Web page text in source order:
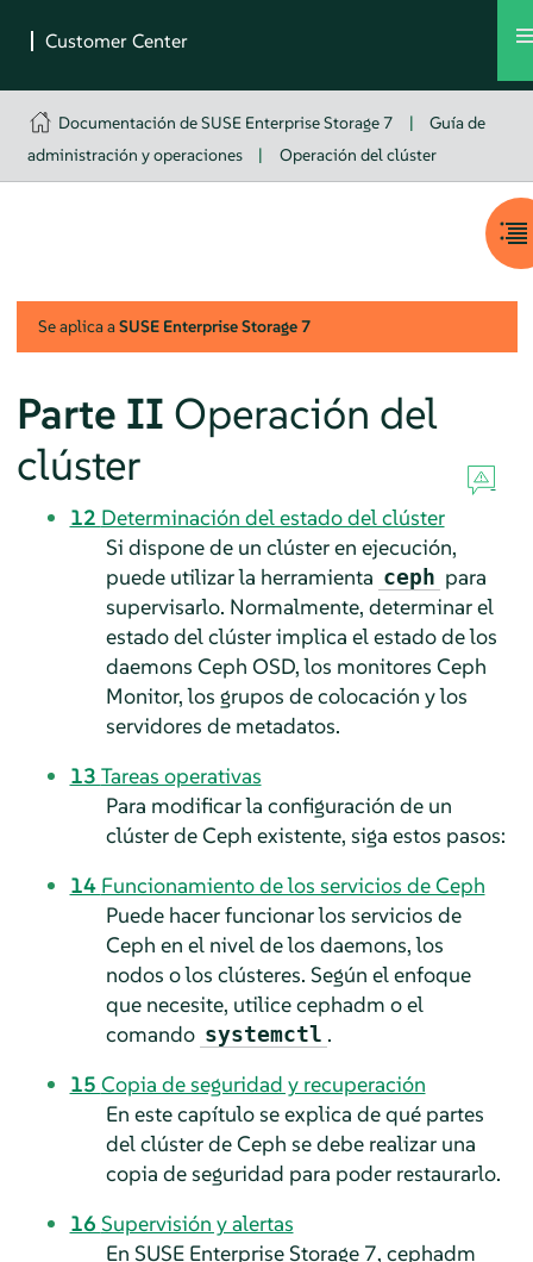
Documentación de SUSE Enterprise Storage 7 |
Guía de
administración y operaciones
| Operación del clúster
Se aplica aSUSE Enterprise Storage7
Parte II Operación del
clúster
12 Determinación del estado del clúster
Si dispone de un clúster en ejecución,
puede utilizar la herramienta ceph para
supervisarlo. Normalmente, determinar el
estado del clúster implica el estado de los
daemons Ceph OSD, los monitores Ceph
Monitor, los grupos de colocación y los
servidores de metadatos.
13 Tareas operativas
Para modificar la configuración de un
clúster de Ceph existente, siga estos pasos:
14 Funcionamiento de los servicios de Ceph
Puede hacer funcionar los servicios de
Ceph en el nivel de los daemons, los
nodos o los clústeres. Según el enfoque
que necesite, utilice cephadm o el
comando systemctl .
15 Copia de seguridad y recuperación
En este capítulo se explica de qué partes
del clúster de Ceph se debe realizar una
copia de seguridad para poder restaurarlo.
16 Supervisión y alertas
En SUSE Enterprise Storage 7, cephadm